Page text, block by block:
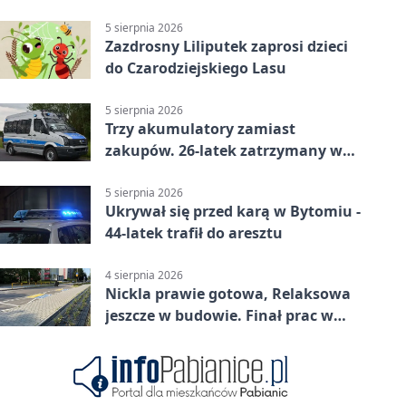
5 sierpnia 2026
Zazdrosny Liliputek zaprosi dzieci
do Czarodziejskiego Lasu
5 sierpnia 2026
Trzy akumulatory zamiast
zakupów. 26-latek zatrzymany w
5 sierpnia 2026
Ukrywał się przed karą w Bytomiu -
44-latek trafił do aresztu
4 sierpnia 2026
Nickla prawie gotowa, Relaksowa
jeszcze w budowie. Finał prac w